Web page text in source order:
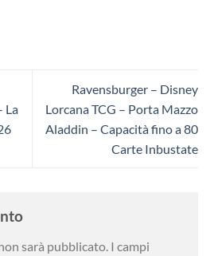
La
Ravensburger – Disney
Lorcana TCG – Porta Mazzo
Aladdin – Capacità fino a 80
Carte Inbustate
sarà pubblicato. I campi